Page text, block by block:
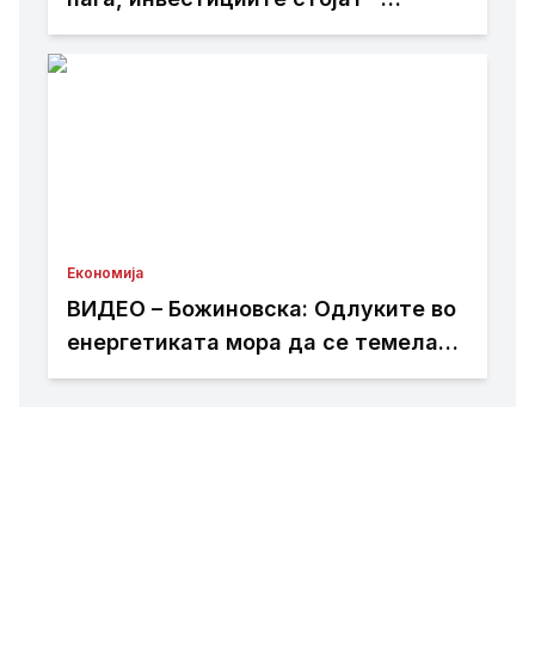
државата мора да го ослободи
Економија
ВИДЕО – Божиновска: Одлуките во
енергетиката мора да се темелат
на факти, анализи и стручно